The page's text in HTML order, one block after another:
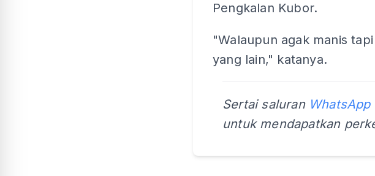
Pengkalan Kubor.
"Walaupun agak manis
yang lain," katanya.
Sertai saluran
untuk mendapatkan